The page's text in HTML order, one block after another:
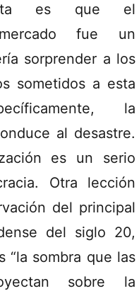
es que el
fue un
sorprender a los
sometidos a esta
la
al desastre.
es un serio
Otra lección
del principal
del siglo 20,
“la sombra que las
sobre la